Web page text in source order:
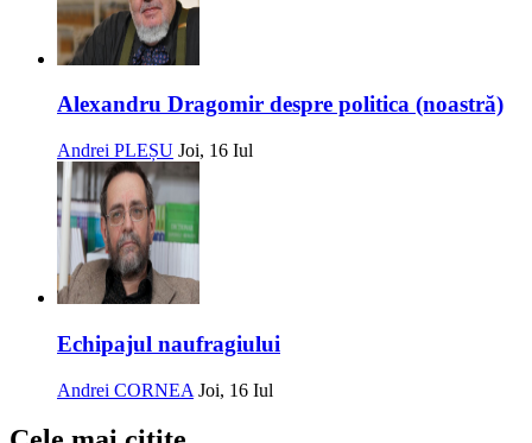
Alexandru Dragomir despre politica (noastră)
Andrei PLEȘU Joi, 16 Iul
Echipajul naufragiului
Andrei CORNEA Joi, 16 Iul